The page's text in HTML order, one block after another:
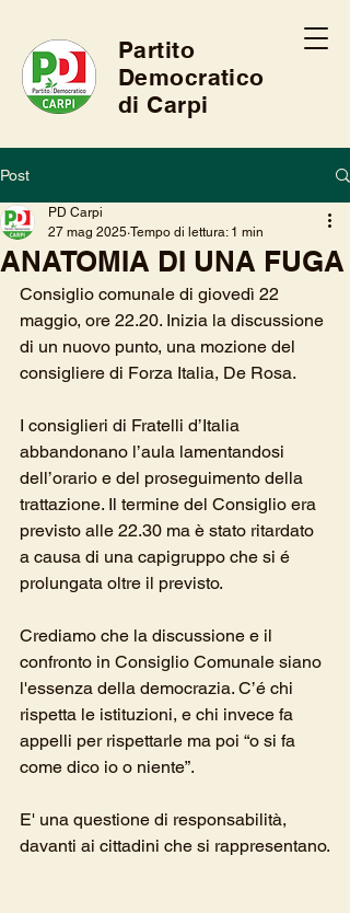
Partito
Democratico
di Carpi
Post
ANATOMIA DI UNA FUGA
PD Carpi
27 mag 2025 Tempo di lettura: 1 min
Consiglio comunale di giovedì 22
maggio, ore 22.20. Inizia la discussione
di un nuovo punto, una mozione del
consigliere di Forza Italia, De Rosa.
I consiglieri di Fratelli d’Italia
abbandonano l’aula lamentandosi
dell’orario e del proseguimento della
trattazione. Il termine del Consiglio era
previsto alle 22.30 ma è stato ritardato
a causa di una capigruppo che si é
prolungata oltre il previsto.
Crediamo che la discussione e il
confronto in Consiglio Comunale siano
l'essenza della democrazia. C’é chi
rispetta le istituzioni, e chi invece fa
appelli per rispettarle ma poi “o si fa
come dico io o niente”.
E' una questione di responsabilità,
davanti ai cittadini che si rappresentano.